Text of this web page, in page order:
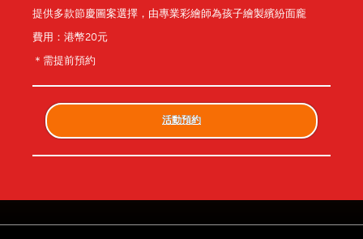
提供多款節慶圖案選擇，由專業彩繪師為孩子繪製繽紛面龐
費用：港幣20元
＊需提前預約
活動預約